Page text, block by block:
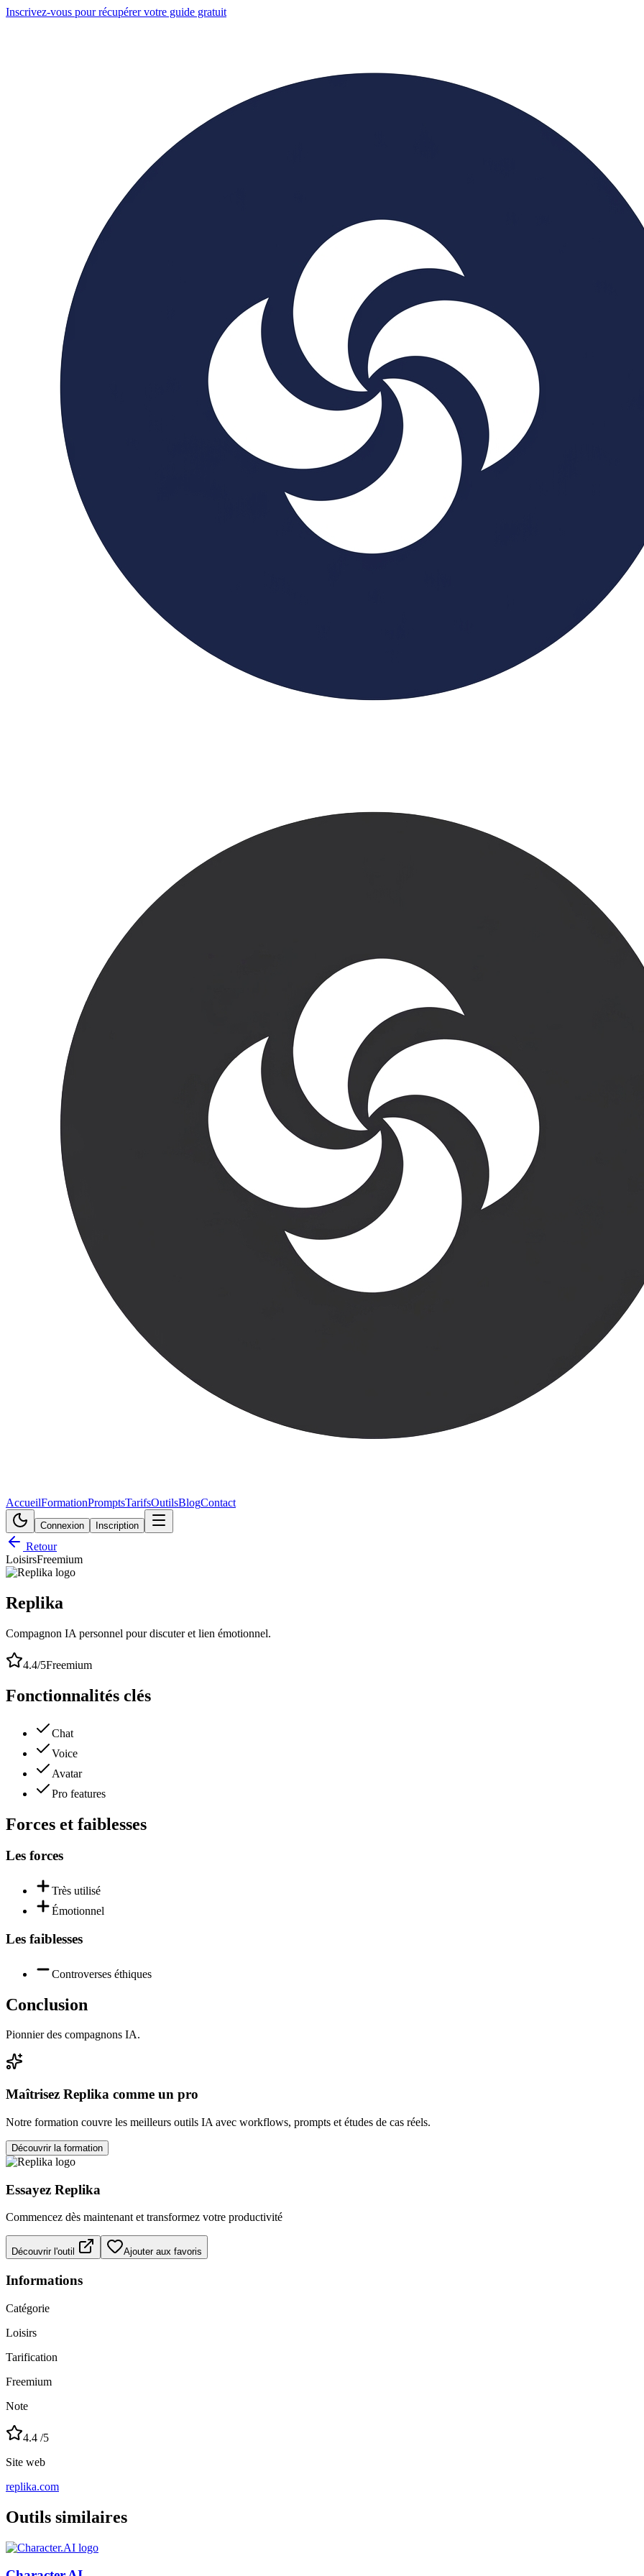
Inscrivez-vous pour récupérer votre guide gratuit
AccueilFormationPromptsTarifsOutilsBlogContact
Connexion Inscription
Retour
LoisirsFreemium
Replika
Compagnon IA personnel pour discuter et lien émotionnel.
4.4/5Freemium
Fonctionnalités clés
Chat
Voice
Avatar
Pro features
Forces et faiblesses
Les forces
Très utilisé
Émotionnel
Les faiblesses
Controverses éthiques
Conclusion
Pionnier des compagnons IA.
Maîtrisez Replika comme un pro
Notre formation couvre les meilleurs outils IA avec workflows, prompts et études de cas réels.
Découvrir la formation
Essayez Replika
Commencez dès maintenant et transformez votre productivité
Découvrir l'outil Ajouter aux favoris
Informations
Catégorie
Loisirs
Tarification
Freemium
Note
4.4 /5
Site web
replika.com
Outils similaires